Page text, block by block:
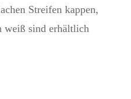
Streifen kappen,
weiß sind erhältlich